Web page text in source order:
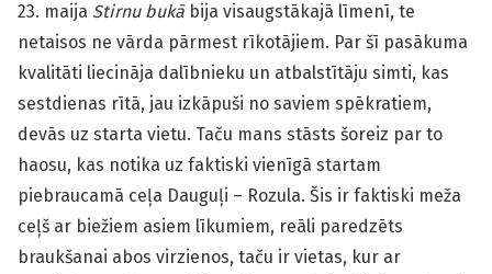
23. maija Stirnu bukābija visaugstākajā līmenī, te
netaisos ne vārda pārmest rīkotājiem. Par šī pasākuma
kvalitāti liecināja dalībnieku un atbalstītāju simti, kas
sestdienas rītā, jau izkāpuši no saviem spēkratiem,
devās uz starta vietu. Taču mans stāsts šoreiz par to
haosu, kas notika uz faktiski vienīgā startam
piebraucamā ceļa Dauguļi – Rozula. Šis ir faktiski meža
ceļš ar biežiem asiem līkumiem, reāli paredzēts
braukšanai abos virzienos, taču ir vietas, kur ar